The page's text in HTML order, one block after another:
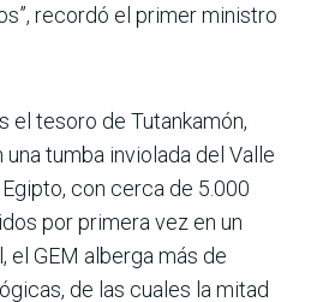
recordó el primer ministro
el tesoro de Tutankamón,
tumba inviolada del Valle
con cerca de 5.000
por primera vez en un
el GEM alberga más de
de las cuales la mitad